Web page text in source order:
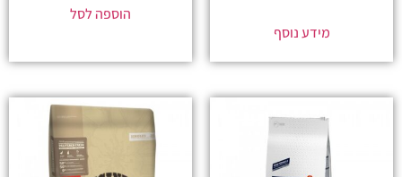
מידע נוסף
הוספה לסל